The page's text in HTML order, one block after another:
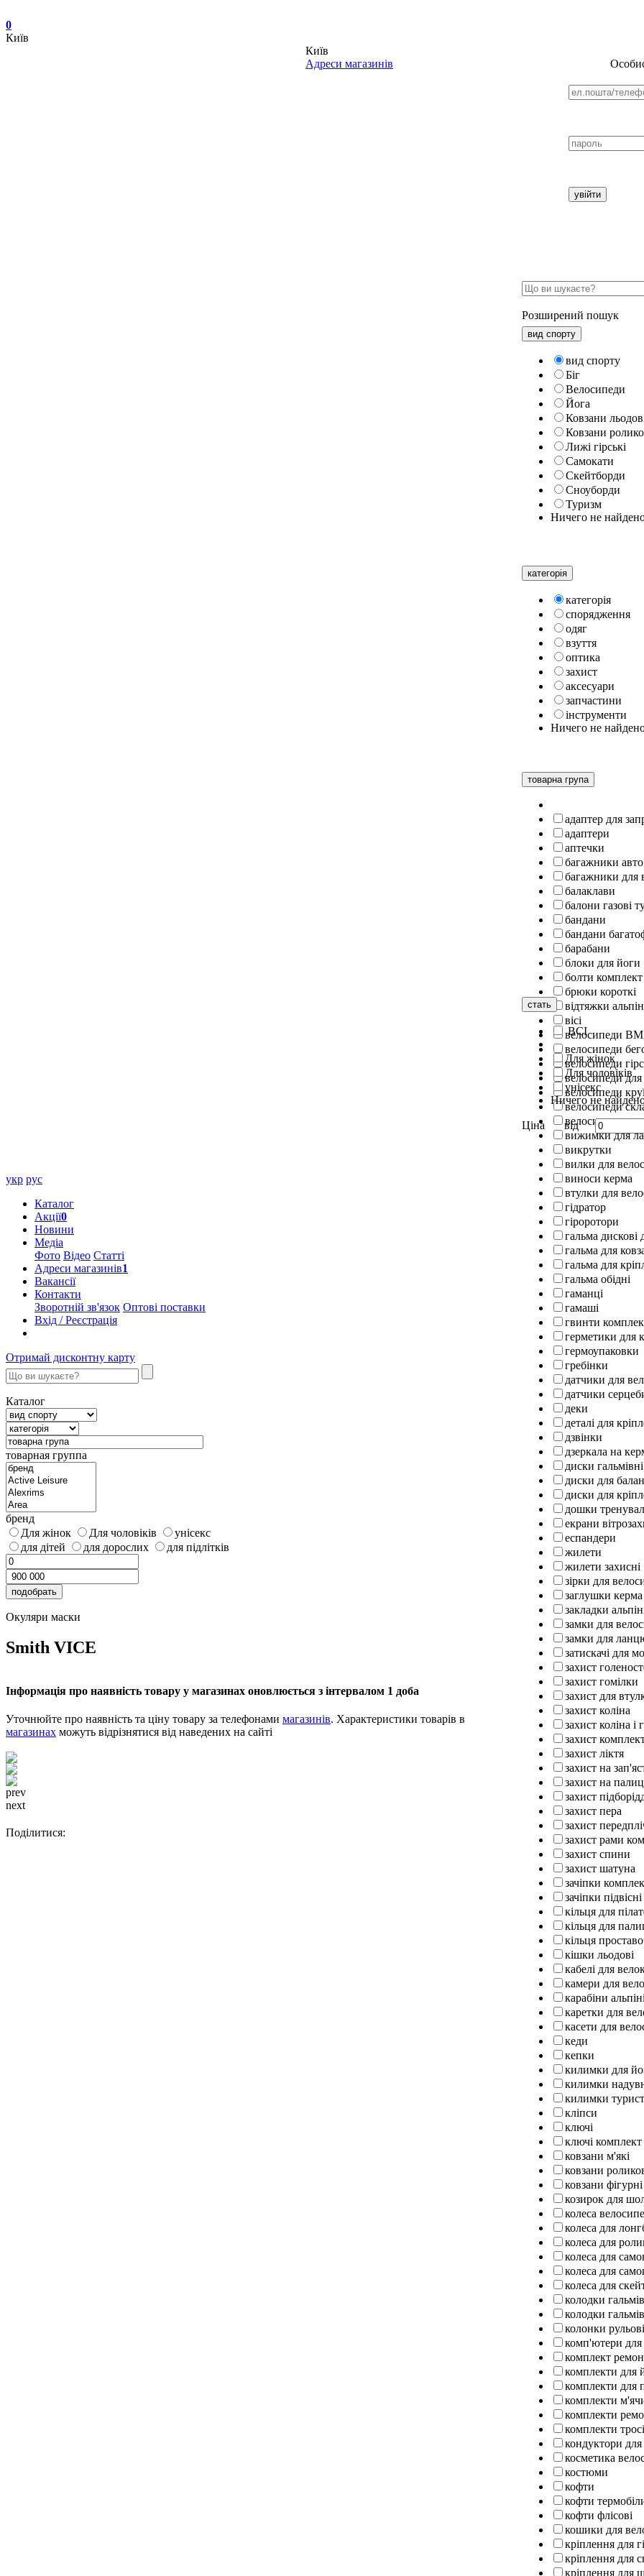
0
Київ
Київ
Адреси магазинів
Розширений пошук
вид спорту
вид спорту
Біг
Велосипеди
Йога
Ковзани
Ковзани
Лижі гірські
Самокати
Скейтборди
Сноуборди
Туризм
Ничего не
категорiя
категорiя
спорядження
одяг
взуття
оптика
захист
аксесуари
запчастини
інструменти
Ничего не
товарна група
адаптер для
адаптери
аптечки
багажники авто
багажники для
балаклави
балони газові
бандани
бандани
барабани
блоки для йоги
болти комплект
брюки короткі
відтяжки
вісі
велосипеди
велосипеди
велосипеди
велосипеди
велосипеди
велосипеди
велосипеди
вижимки для
викрутки
вилки для
виноси керма
втулки для
гідратор
гіроротори
гальма дискові
гальма для
гальма для
гальма обідні
гаманці
гамаші
гвинти
герметики для
гермоупаковки
гребінки
датчики для
датчики
деки
деталі для
дзвінки
дзеркала на
диски
диски для
диски для
дошки
екрани
еспандери
жилети
жилети захисні
зірки для
заглушки керма
закладки
замки для
замки для
затискачі для
захист
захист гомілки
захист для
захист коліна
захист коліна і
захист
захист ліктя
захист на
захист на
захист
захист пера
захист
захист рами
захист спини
захист шатуна
зачіпки
зачіпки підвісні
кільця для
кільця для
кільця
кішки льодові
кабелі для
камери для
карабіни
каретки для
касети для
кеди
кепки
килимки для
килимки
килимки
кліпси
ключі
ключі
ковзани м'які
ковзани
ковзани фігурні
козирок для
колеса
колеса для
колеса для
колеса для
колеса для
колеса для
колодки
колодки
колонки
комп'ютери для
комплект
комплекти для
комплекти для
комплекти
комплекти
комплекти
кондуктори
косметика
костюми
кофти
кофти
кофти флісові
кошики для
кріплення для
кріплення для
кріплення для
стать
ВСІ
Для жінок
Для чоловіків
унісекс
Ничего не
Ціна від
укр рус
Каталог
Акції0
Новини
Медіа
Фото Відео Статті
Адреси магазинів1
Вакансії
Контакти
Зворотній зв'язок Оптові поставки
Вхід / Реєстрація
Отримай дисконтну карту
Каталог
товарная группа
бренд
Для жінок
Для чоловіків
унісекс
для дітей
для дорослих для підлітків
Окуляри маски
Smith VICE
Інформація про наявність товару у магазинах оновлюється з інтервалом 1 доба
Уточнюйте про наявність та ціну товару за телефонами магазинів. Характеристики товарів в
магазинах можуть відрізнятися від наведених на сайті
prev
next
Поділитися: